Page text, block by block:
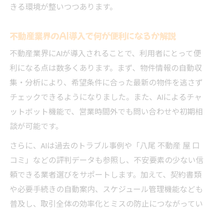
きる環境が整いつつあります。
不動産業界のAI導入で何が便利になるか解説
不動産業界にAIが導入されることで、利用者にとって便
利になる点は数多くあります。まず、物件情報の自動収
集・分析により、希望条件に合った最新の物件を逃さず
チェックできるようになりました。また、AIによるチャ
ットボット機能で、営業時間外でも問い合わせや初期相
談が可能です。
さらに、AIは過去のトラブル事例や「八尾 不動産 屋 口
コミ」などの評判データも参照し、不安要素の少ない信
頼できる業者選びをサポートします。加えて、契約書類
や必要手続きの自動案内、スケジュール管理機能なども
普及し、取引全体の効率化とミスの防止につながってい